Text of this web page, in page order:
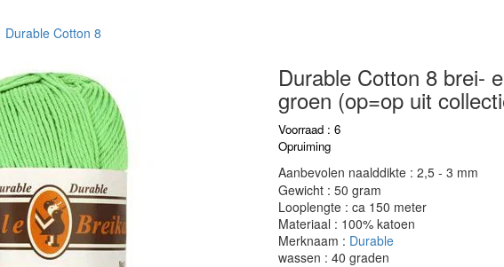
Durable Cotton 8
Durable Cotton 8 brei-
groen (op=op uit
Voorraad : 6
Opruiming
Aanbevolen naalddikte : 2,5 - 3 mm
Gewicht : 50 gram
Looplengte : ca 150 meter
Materiaal : 100% katoen
Merknaam : Durable
wassen : 40 graden